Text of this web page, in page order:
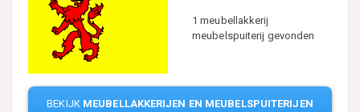
1 meubellakkerij
meubelspuiterij gevonden
BEKIJK MEUBELLAKKERIJEN EN MEUBELSPUITERIJEN